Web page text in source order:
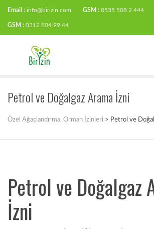
Email : info@birizin.com GSM : 0535 508 2 444
GSM : 0312 804 99 44
Petrol ve Doğalgaz Arama İzni
Özel Ağaçlandırma, Orman İzinleri > Petrol ve
Petrol ve Doğalgaz
İzni